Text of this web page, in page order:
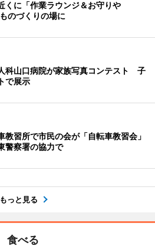
くに「作業ラウンジ＆お守りや
づくりの場に
科山口病院が家族写真コンテスト 子
で展示
教習所で市民の会が「自転車教習会」
察署の協力で
もっと見る
食べる